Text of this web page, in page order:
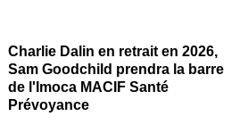
Charlie Dalin en retrait en 2026,
Sam Goodchild prendra la barre
de l'Imoca MACIF Santé
Prévoyance